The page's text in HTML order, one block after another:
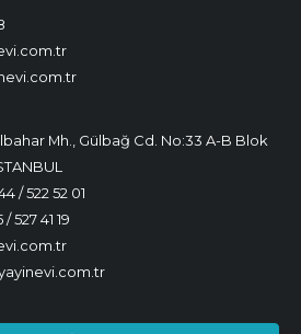
Mh., Gülbağ Cd. No:33 A-B Blok
/ 522 52 01
527 41 19